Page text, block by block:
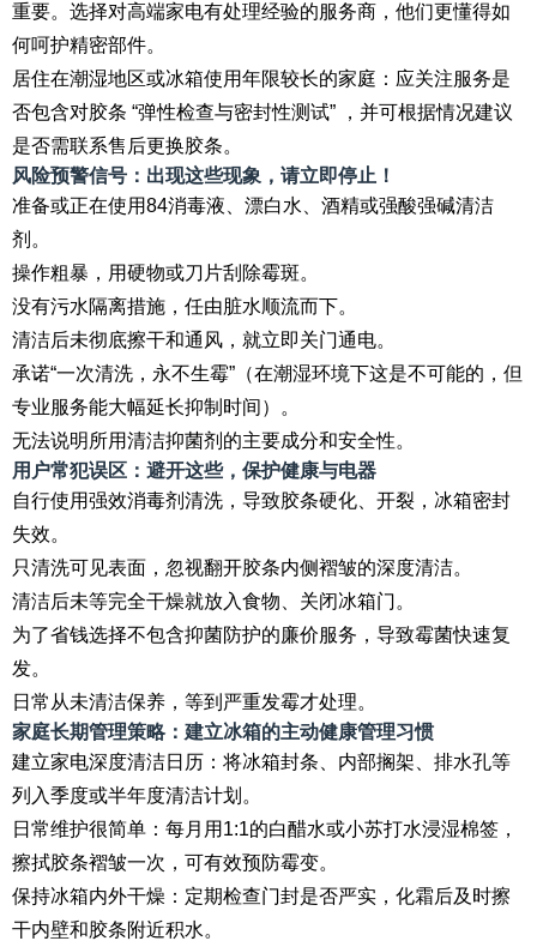
重要。选择对高端家电有处理经验的服务商，他们更懂得如
何呵护精密部件。
居住在潮湿地区或冰箱使用年限较长的家庭：应关注服务是
否包含对胶条 “弹性检查与密封性测试” ，并可根据情况建议
是否需联系售后更换胶条。
风险预警信号：出现这些现象，请立即停止！
准备或正在使用84消毒液、漂白水、酒精或强酸强碱清洁
剂。
操作粗暴，用硬物或刀片刮除霉斑。
没有污水隔离措施，任由脏水顺流而下。
清洁后未彻底擦干和通风，就立即关门通电。
承诺“一次清洗，永不生霉”（在潮湿环境下这是不可能的，但
专业服务能大幅延长抑制时间）。
无法说明所用清洁抑菌剂的主要成分和安全性。
用户常犯误区：避开这些，保护健康与电器
自行使用强效消毒剂清洗，导致胶条硬化、开裂，冰箱密封
失效。
只清洗可见表面，忽视翻开胶条内侧褶皱的深度清洁。
清洁后未等完全干燥就放入食物、关闭冰箱门。
为了省钱选择不包含抑菌防护的廉价服务，导致霉菌快速复
发。
日常从未清洁保养，等到严重发霉才处理。
家庭长期管理策略：建立冰箱的主动健康管理习惯
建立家电深度清洁日历：将冰箱封条、内部搁架、排水孔等
列入季度或半年度清洁计划。
日常维护很简单：每月用1:1的白醋水或小苏打水浸湿棉签，
擦拭胶条褶皱一次，可有效预防霉变。
保持冰箱内外干燥：定期检查门封是否严实，化霜后及时擦
干内壁和胶条附近积水。